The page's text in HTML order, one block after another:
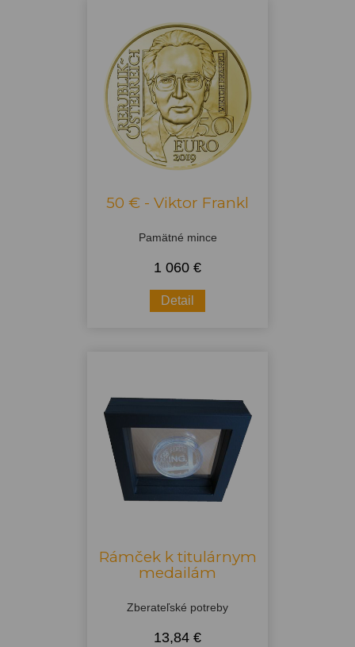
50 € - Viktor Frankl
Pamätné mince
1 060 €
Detail
Rámček k titulárnym
medailám
Zberateľské potreby
13,84 €